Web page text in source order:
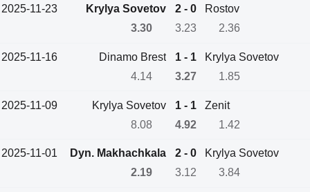
2025-11-23 Krylya Sovetov 2 - 0
Rostov
3.30
3.23 2.36
2025-11-16 Dinamo Brest 1 - 1
Krylya Sovetov
4.14
3.27 1.85
2025-11-09 Krylya Sovetov 1 - 1
Zenit
8.08
4.92 1.42
2025-11-01 Dyn. Makhachkala 2 - 0
Krylya Sovetov
2.19
3.12 3.84